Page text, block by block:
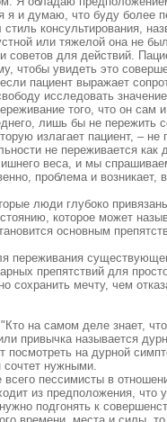
я и думаю, что буду более
консультирования,
или тяжелой она не
советов для действий.
чтобы увидеть это
пациент выражает
исследовать
того, что он сам
лишь бы не пережить
излагает пациент, – не
не переживается как
веса, и мы
проблема и возникает,
люди глубоко
которое может
основным
переживания
препятствий для
сохранить мечту, чем
на самом деле знает, что
привычка называется
посмотреть на дурной
сочтет нужными.
пессимисты в
из предположения, что
подгонять к